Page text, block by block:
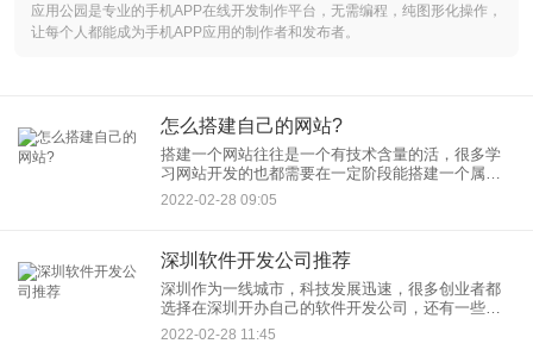
应用公园是专业的手机APP在线开发制作平台，无需编程，纯图形化操作，
让每个人都能成为手机APP应用的制作者和发布者。
怎么搭建自己的网站?
搭建一个网站往往是一个有技术含量的活，很多学
习网站开发的也都需要在一定阶段能搭建一个属于
自己的网站，那么怎么搭建自己的网站呢？ 对于一
些专业的开发人员
2022-02-28 09:05
深圳软件开发公司推荐
深圳作为一线城市，科技发展迅速，很多创业者都
选择在深圳开办自己的软件开发公司，还有一些大
厂也在深圳设立了分公司，随着时间的积累，深圳
软件开发公司的数量可谓是星罗棋布，那么有没有
2022-02-28 11:45